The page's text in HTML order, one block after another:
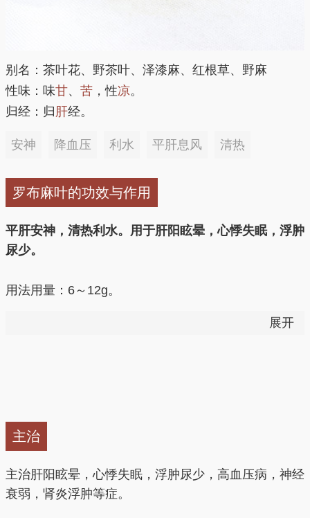
别名：茶叶花、野茶叶、泽漆麻、红根草、野麻
性味：味甘、 苦 ，性凉。
归经：归 肝经。
安神 降血压 利水 平肝息风 清热
罗布麻叶的功效与作用
平肝安神，清热利水。用于肝阳眩晕，心悸失眠，浮肿
尿少。
用法用量：6～12g。
展开
主治
主治肝阳眩晕，心悸失眠，浮肿尿少，高血压病，神经
衰弱，肾炎浮肿等症。